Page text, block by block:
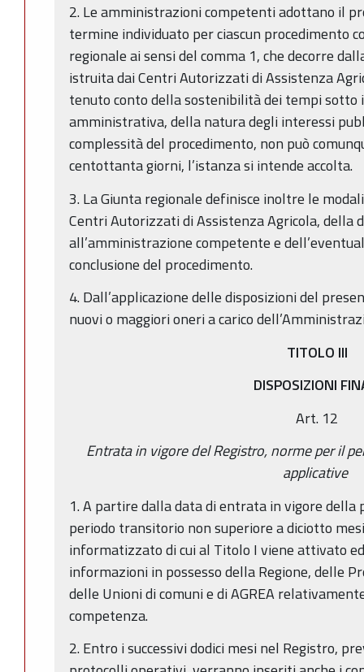
2. Le amministrazioni competenti adottano il
termine individuato per ciascun procedimento
regionale ai sensi del comma 1, che decorre
istruita dai Centri Autorizzati di Assistenza
tenuto conto della sostenibilità dei tempi sotto
amministrativa, della natura degli interessi
complessità del procedimento, non può
centottanta giorni, l’istanza si intende accolta.
3. La Giunta regionale definisce inoltre le
Centri Autorizzati di Assistenza Agricola, della
all’amministrazione competente e
conclusione del procedimento.
4. Dall’applicazione delle disposizioni del
nuovi o maggiori oneri a carico
TITOLO III
DISPOSIZIONI
Art. 12
Entrata in vigore del Registro, norme per il
applicative
1. A partire dalla data di entrata in vigore della
periodo transitorio non superiore a diciotto
informatizzato di cui al Titolo I viene attivato
informazioni in possesso della Regione, delle
delle Unioni di comuni e di AGREA
competenza.
2. Entro i successivi dodici mesi nel Registro,